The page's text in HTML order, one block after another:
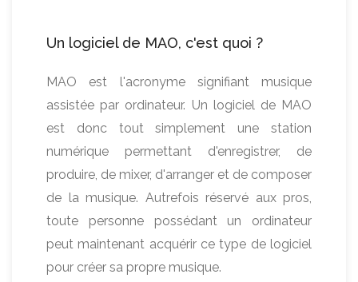
Un logiciel de MAO, c'est quoi ?
MAO est l'acronyme signifiant musique
assistée par ordinateur. Un logiciel de MAO
est donc tout simplement une station
numérique permettant d'enregistrer, de
produire, de mixer, d'arranger et de composer
de la musique. Autrefois réservé aux pros,
toute personne possédant un ordinateur
peut maintenant acquérir ce type de logiciel
pour créer sa propre musique.